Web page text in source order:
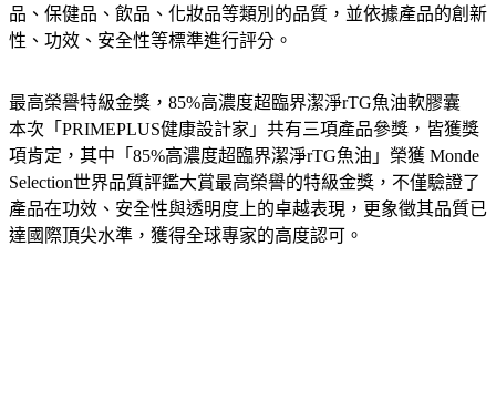
品、保健品、飲品、化妝品等類別的品質，並依據產品的創新
性、功效、安全性等標準進行評分。
最高榮譽特級金獎，85%高濃度超臨界潔淨rTG魚油軟膠囊
本次「PRIMEPLUS健康設計家」共有三項產品參獎，皆獲獎
項肯定，其中「85%高濃度超臨界潔淨rTG魚油」榮獲 Monde
Selection世界品質評鑑大賞最高榮譽的特級金獎，不僅驗證了
產品在功效、安全性與透明度上的卓越表現，更象徵其品質已
達國際頂尖水準，獲得全球專家的高度認可。